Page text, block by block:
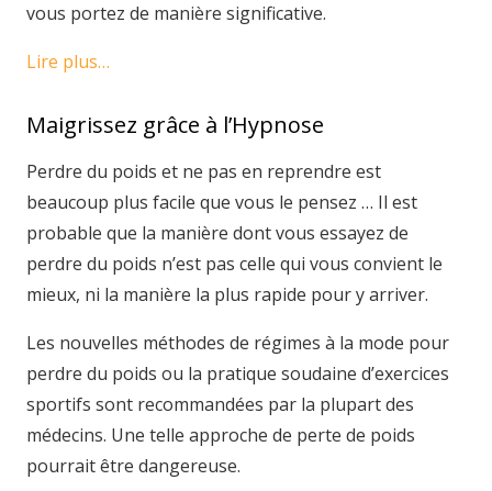
vous portez de manière significative.
Lire plus…
Maigrissez grâce à l’Hypnose
Perdre du poids et ne pas en reprendre est
beaucoup plus facile que vous le pensez … Il est
probable que la manière dont vous essayez de
perdre du poids n’est pas celle qui vous convient le
mieux, ni la manière la plus rapide pour y arriver.
Les nouvelles méthodes de régimes à la mode pour
perdre du poids ou la pratique soudaine d’exercices
sportifs sont recommandées par la plupart des
médecins. Une telle approche de perte de poids
pourrait être dangereuse.